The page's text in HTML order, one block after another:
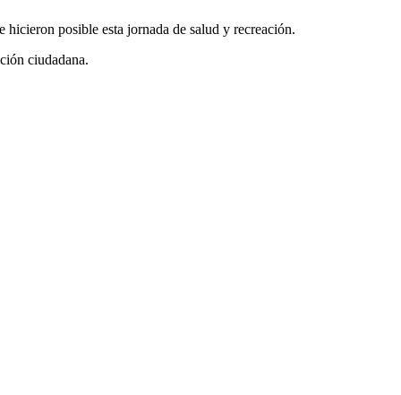
posible esta jornada de salud y recreación.
ciudadana.